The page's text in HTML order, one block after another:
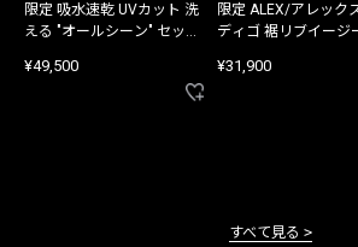
限定 吸水速乾 UVカット 洗
える "オールシーン" セット
¥49,500
限定 ALEX/アレック
ディゴ 裾リブイージ
¥31,900
すべて見る